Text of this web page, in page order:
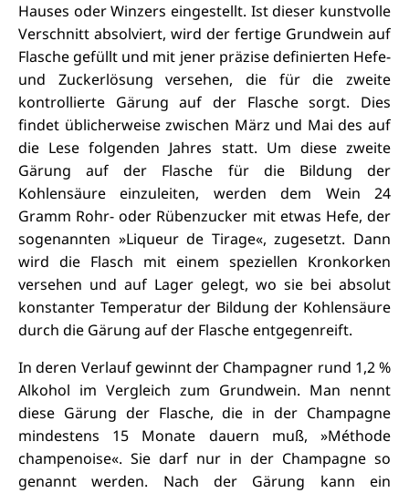
Hauses oder Winzers eingestellt. Ist dieser kunstvolle
Verschnitt absolviert, wird der fertige Grundwein auf
Flasche gefüllt und mit jener präzise definierten Hefe-
und Zuckerlösung versehen, die für die zweite
kontrollierte Gärung auf der Flasche sorgt. Dies
findet üblicherweise zwischen März und Mai des auf
die Lese folgenden Jahres statt. Um diese zweite
Gärung auf der Flasche für die Bildung der
Kohlensäure einzuleiten, werden dem Wein 24
Gramm Rohr- oder Rübenzucker mit etwas Hefe, der
sogenannten »Liqueur de Tirage«, zugesetzt. Dann
wird die Flasch mit einem speziellen Kronkorken
versehen und auf Lager gelegt, wo sie bei absolut
konstanter Temperatur der Bildung der Kohlensäure
durch die Gärung auf der Flasche entgegenreift.
In deren Verlauf gewinnt der Champagner rund 1,2 %
Alkohol im Vergleich zum Grundwein. Man nennt
diese Gärung der Flasche, die in der Champagne
mindestens 15 Monate dauern muß, »Méthode
champenoise«. Sie darf nur in der Champagne so
genannt werden. Nach der Gärung kann ein